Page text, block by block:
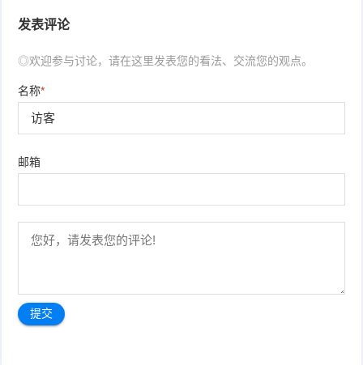
发表评论
◎欢迎参与讨论，请在这里发表您的看法、交流您的观点。
名称*
邮箱